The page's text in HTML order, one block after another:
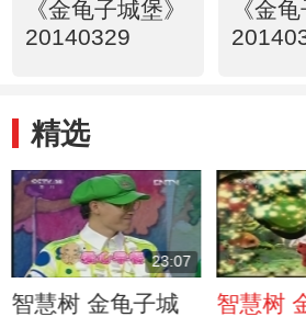
《金龟子城堡》
20140329
《金
精选
23:07
智慧树 金龟子城
智慧树